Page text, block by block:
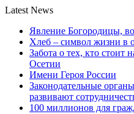
Latest News
Явление Богородицы,
Хлеб – символ жизни в
Забота о тех, кто стоит
Осетии
Имени Героя России
Законодательные
развивают
100 миллионов для